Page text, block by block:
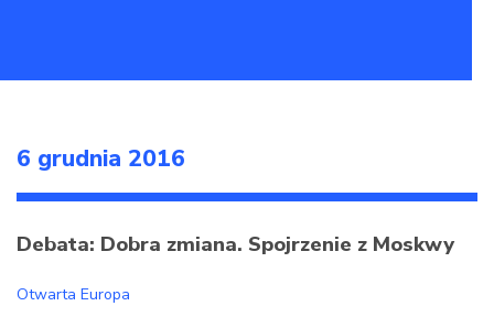
6 grudnia 2016
Debata: Dobra zmiana. Spojrzenie z Moskwy
Otwarta Europa